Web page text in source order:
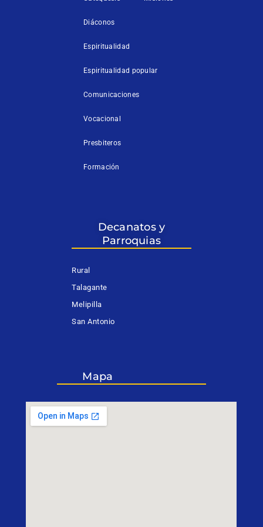
Diáconos
Espiritualidad
Espiritualidad popular
Comunicaciones
Vocacional
Presbiteros
Formación
Decanatos y
Parroquias
Rural
Talagante
Melipilla
San Antonio
Mapa